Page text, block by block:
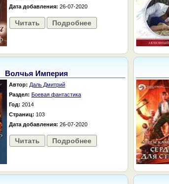
Дата добавления: 26-07-2020
Читать Подробнее
Волчья Империя
Автор: Даль Дмитрий
Раздел: Боевая фантастика
Год: 2014
Страниц: 103
Дата добавления: 26-07-2020
Читать Подробнее